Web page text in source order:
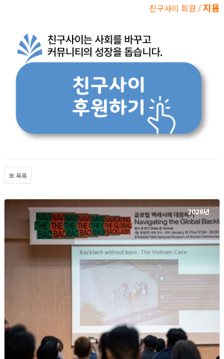
친구사이 회원 /지용
목록
2026년